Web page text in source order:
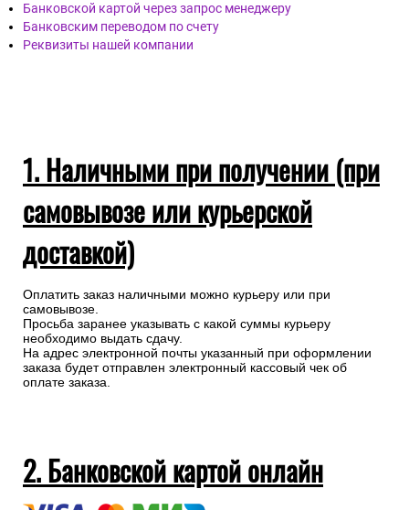
Банковской картой через запрос менеджеру
Банковским переводом по счету
Реквизиты нашей компании
1. Наличными при получении (при
самовывозе или курьерской
доставкой)
Оплатить заказ наличными можно курьеру или при
самовывозе.
Просьба заранее указывать с какой суммы курьеру
необходимо выдать сдачу.
На адрес электронной почты указанный при оформлении
заказа будет отправлен электронный кассовый чек об
оплате заказа.
2. Банковской картой онлайн